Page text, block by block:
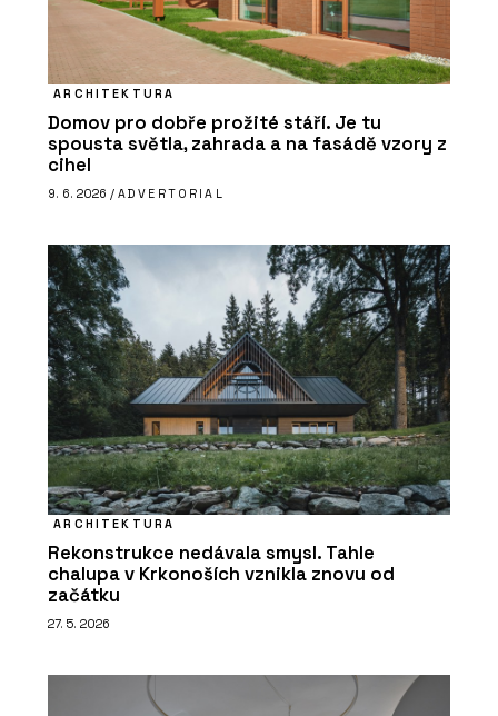
ARCHITEKTURA
Domov pro dobře prožité stáří. Je tu
spousta světla, zahrada a na fasádě vzory z
cihel
9. 6. 2026 / ADVERTORIAL
ARCHITEKTURA
Rekonstrukce nedávala smysl. Tahle
chalupa v Krkonoších vznikla znovu od
začátku
27. 5. 2026